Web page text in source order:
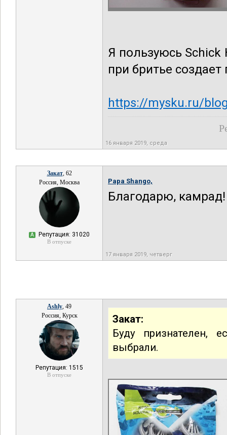
Я пользуюсь Schick
при бритье
https://mysku.ru/
16 января 2019, среда
Закат, 62
Россия, Москва
А Репутация: 31020
В отпуске
Papa Shango,
Благодарю,
17 января 2019, четверг
Ashly, 49
Россия, Курск
Репутация: 1515
В отпуске
Закат:
Буду признателен,
выбрали.